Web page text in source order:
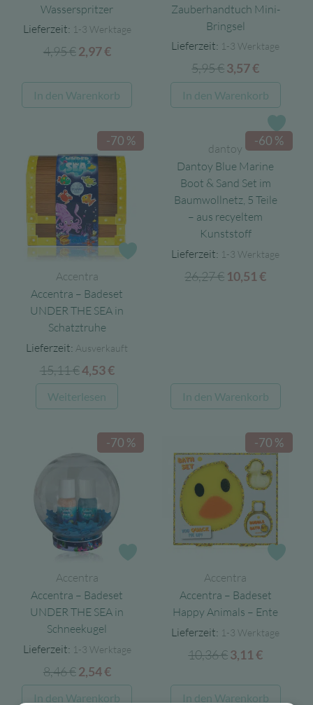
Wasserspritzer
Lieferzeit: 1-3 Werktage
4,95€ Ursprünglicher
war:
4,95 €
2,97€Aktueller
ist:
2,97 €.
In den Warenkorb
Zauberhandtuch Mini-
Bringsel
Lieferzeit: 1-3 Werktage
5,95€Ursprünglicher
Preis
war:
3,57€Aktueller
Preis
ist:
3,57 €.
In den Warenkorb
Zur Wunschliste
-70 %
Accentra
Accentra – Badeset
UNDER THE SEA in
Schatztruhe
Lieferzeit: Ausverkauft
15,11€Ursprünglicher
Preis
war:
4,53€Aktueller
Preis
ist:
Weiterlesen
-60 %
dantoy
Dantoy Blue Marine
Boot & Sand Set im
Baumwollnetz, 5 Teile
– aus recyeltem
Kunststoff
Lieferzeit: 1-3 Werktage
26,27€ Ursprünglicher
10,51€
In den Warenkorb
-70 %
Accentra
Accentra – Badeset
UNDER THE SEA in
Schneekugel
Lieferzeit: 1-3 Werktage
8,46€ Ursprünglicher
Preis
2,54€Aktueller
Preis
In den Warenkorb
-70 %
Accentra
Accentra – Badeset
Happy Animals – Ente
Lieferzeit: 1-3 Werktage
10,36€Ursprünglicher
war:
3,11€
ist:
In den Warenkorb